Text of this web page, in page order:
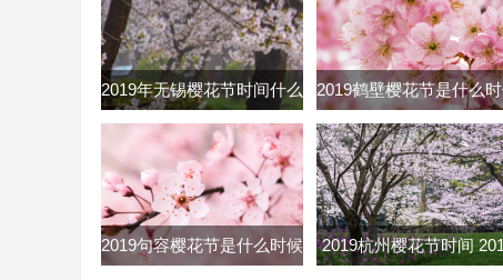
2019年无锡樱花节时间什么
时候 无锡鼋头渚樱花节
2019时间门票
2019句容樱花节是什么时候
节时间及票价
2019鹤壁樱花节是什么
2019河南鹤壁市樱花节
2019杭州樱花节时间